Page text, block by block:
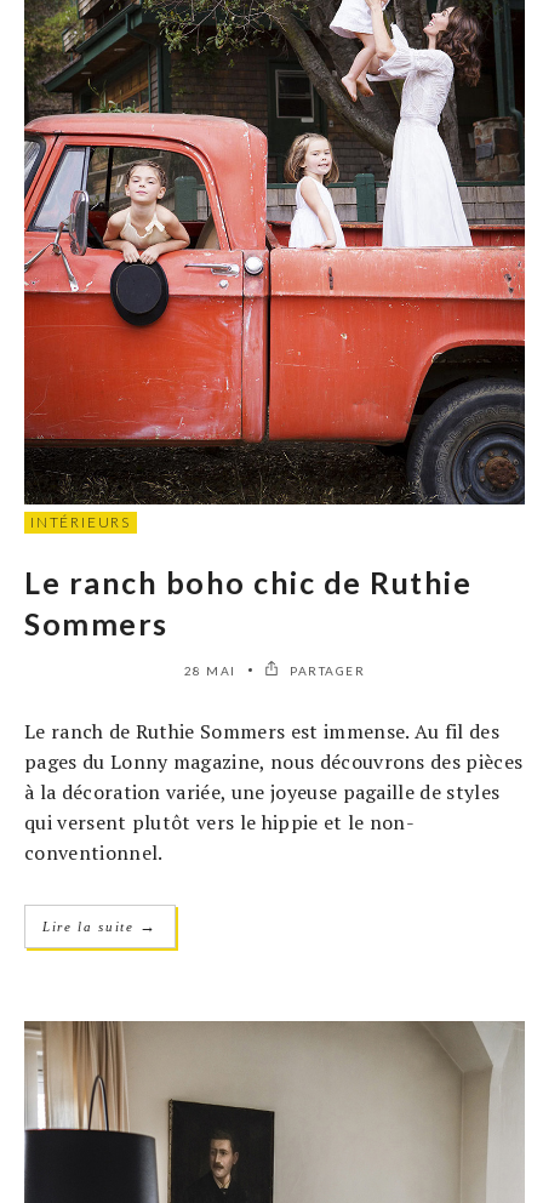
INTÉRIEURS
Le ranch boho chic de Ruthie
Sommers
28 MAI PARTAGER
Le ranch de Ruthie Sommers est immense. Au fil des
pages du Lonny magazine, nous découvrons des pièces
à la décoration variée, une joyeuse pagaille de styles
qui versent plutôt vers le hippie et le non-
conventionnel.
Lire la suite →